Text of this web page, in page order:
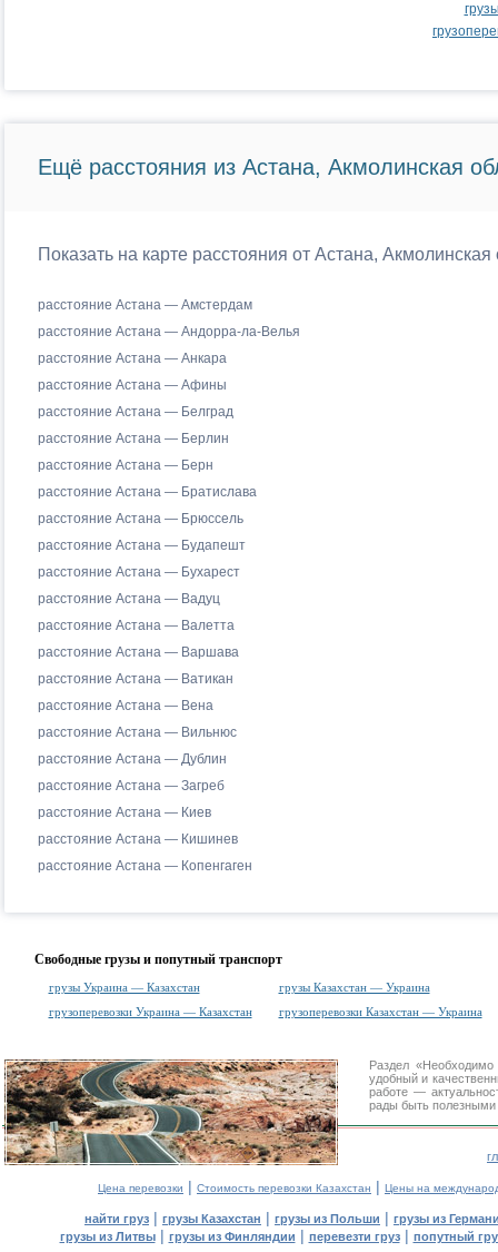
Ещё расстояния из Астана, Акмолинская
Показать на карте расстояния от Астана,
расстояние Астана — Амстердам
расстояние Астана — Андорра-ла-Велья
расстояние Астана — Анкара
расстояние Астана — Афины
расстояние Астана — Белград
расстояние Астана — Берлин
расстояние Астана — Берн
расстояние Астана — Братислава
расстояние Астана — Брюссель
расстояние Астана — Будапешт
расстояние Астана — Бухарест
расстояние Астана — Вадуц
расстояние Астана — Валетта
расстояние Астана — Варшава
расстояние Астана — Ватикан
расстояние Астана — Вена
расстояние Астана — Вильнюс
расстояние Астана — Дублин
расстояние Астана — Загреб
расстояние Астана — Киев
расстояние Астана — Кишинев
расстояние Астана — Копенгаген
Свободные грузы и попутный транспорт
грузы Украина — Казахстан
грузы Казахстан — Украина
грузоперевозки Украина — Казахстан
грузоперевозки Казахстан — Украина
Раздел
удобный и
работе —
рады быть полезными
Цена перевозки | Стоимость перевозки Казахстан | Цены на
найти груз | грузы Казахстан | грузы из Польши | грузы из
грузы из Литвы| грузы из Финляндии | перевезти груз| попутный